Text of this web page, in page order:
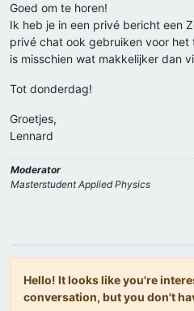
Goed om te horen!
Ik heb je in een privé bericht een
privé chat ook gebruiken voor
is misschien wat makkelijker dan
Tot donderdag!
Groetjes,
Lennard
Moderator
Masterstudent Applied Physics
Hello! It looks like you're
conversation, but you don't